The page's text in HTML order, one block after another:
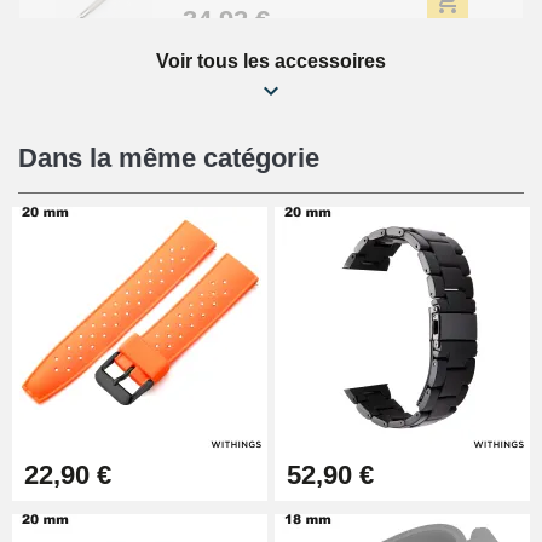
34,92 €
Kit Réparation Montre Débutant
16,90 €
Pied à Coulisse Numérique
9,90 €
Kit Horlogerie Débutant
Boîte Pompe Bracelet Montre -
Diamètre 1,50 mm - 8 à 25 mm
Voir tous les accessoires
Dans la même catégorie
22,90 € 52,90 €